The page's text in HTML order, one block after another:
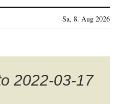
Sa, 8. Aug 2026
2022-03-17